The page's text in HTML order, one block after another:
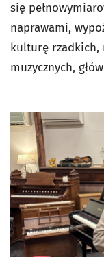
się
naprawami,
kulturę rzadkich,
muzycznych,